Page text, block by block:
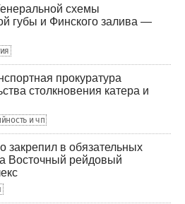
схемы
губы и Финского залива —
прокуратура
столкновения катера и
и чп
закрепил в обязательных
Восточный рейдовый